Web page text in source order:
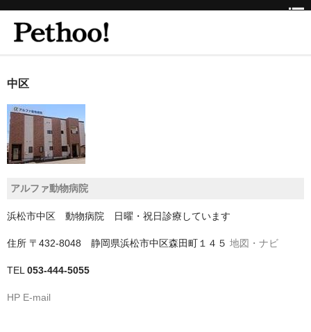
BEAUTY
CLINIC
三重県
京都府
京都市
京都市以外
中区
アルファ動物病院
浜松市中区 動物病院 日曜・祝日診療しています
住所 〒432-8048 静岡県浜松市中区森田町１４５ 地図・ナビ
TEL 053-444-5055
HP E-mail